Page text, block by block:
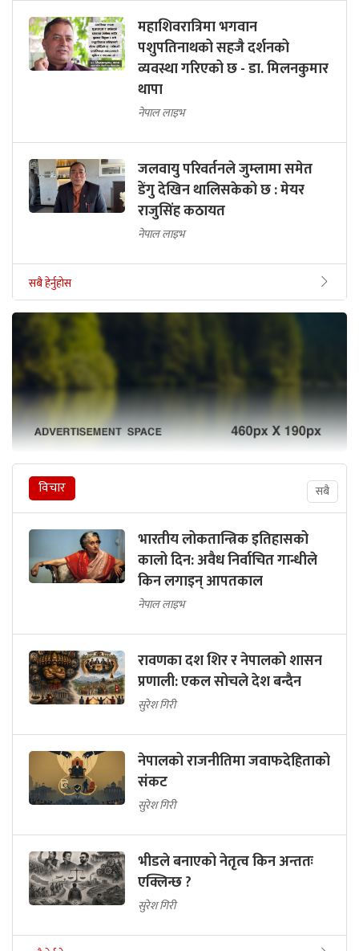
महाशिवरात्रिमा भगवान
पशुपतिनाथको सहजै दर्शनको
व्यवस्था गरिएको छ - डा. मिलनकुमार
थापा
नेपाल लाइभ
जलवायु परिवर्तनले जुम्लामा समेत
डेंगु देखिन थालिसकेको छ : मेयर
राजुसिंह कठायत
नेपाल लाइभ
सबै हेर्नुहोस
विचार सबै
भारतीय लोकतान्त्रिक इतिहासको
कालो दिन: अवैध निर्वाचित गान्धीले
किन लगाइन् आपतकाल
नेपाल लाइभ
रावणका दश शिर र नेपालको शासन
प्रणाली: एकल सोचले देश बन्दैन
सुरेश गिरी
नेपालको राजनीतिमा जवाफदेहिताको
संकट
सुरेश गिरी
भीडले बनाएको नेतृत्व किन अन्ततः
एक्लिन्छ ?
सुरेश गिरी